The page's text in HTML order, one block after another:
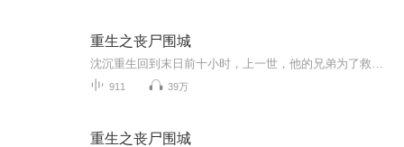
重生之丧尸围城
911 39万
重生之丧尸围城